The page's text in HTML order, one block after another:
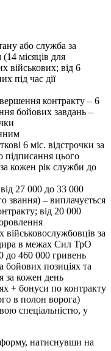
або служба за
місяців для
військових; від 6
під час дії
контракту – 6
бойових завдань –
6 міс. відстрочки за
підписання цього
кожен рік служби до
27 000 до 33 000
звання) – виплачується
від 20 000
за
в межах Сил ТрО
до 460 000 гривень
бойових позиціях та
за кожен день
+ бонуси по контракту
в полон ворога)
спеціальністю, у
натиснувши на